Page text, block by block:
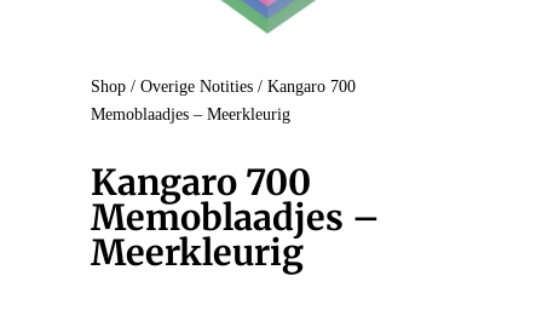
Shop/ Overige Notities/ Kangaro 700
Memoblaadjes – Meerkleurig
Kangaro 700
Memoblaadjes –
Meerkleurig